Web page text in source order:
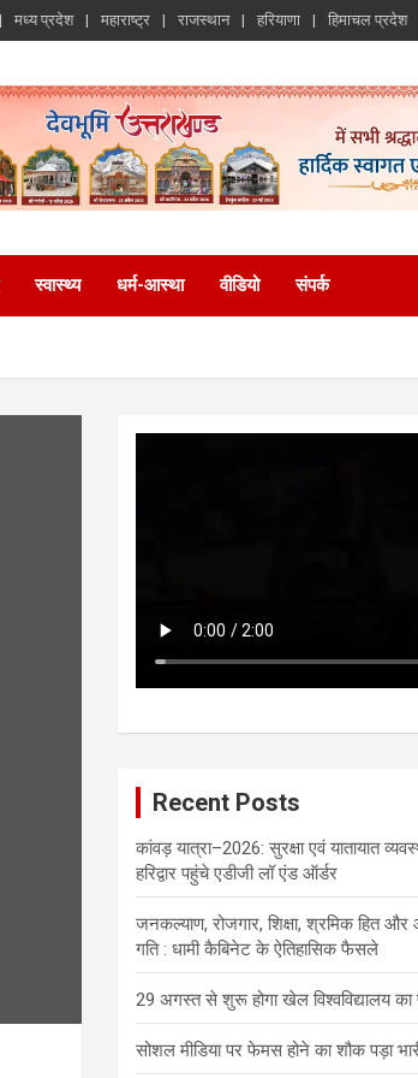
मध्य प्रदेश महाराष्ट्र राजस्थान हरियाणा हिमाचल प्रदेश
स्वास्थ्य धर्म-आस्था वीडियो संपर्क
Recent Posts
कांवड़ यात्रा–2026: सुरक्षा एवं यातायात
हरिद्वार पहुंचे एडीजी लॉ एंड ऑर्डर
जनकल्याण, रोजगार, शिक्षा, श्रमिक हित
गति : धामी कैबिनेट के ऐतिहासिक फैसले
29 अगस्त से शुरू होगा खेल विश्वविद्यालय का
सोशल मीडिया पर फेमस होने का शौक पड़ा